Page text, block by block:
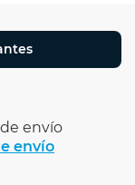
envío
envío